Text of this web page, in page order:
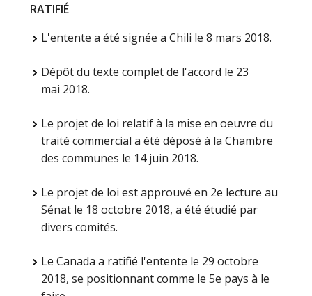
RATIFIÉ
L'entente a été signée a Chili le 8 mars 2018.
Dépôt du texte complet de l'accord le 23
mai 2018.
Le projet de loi relatif à la mise en oeuvre du
traité commercial a été déposé à la Chambre
des communes le 14 juin 2018.
Le projet de loi est approuvé en 2e lecture au
Sénat le 18 octobre 2018, a été étudié par
divers comités.
Le Canada a ratifié l'entente le 29 octobre
2018, se positionnant comme le 5e pays à le